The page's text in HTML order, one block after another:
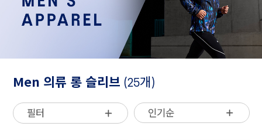
Men 의류 롱 슬리브 (25개)
필터 인기순